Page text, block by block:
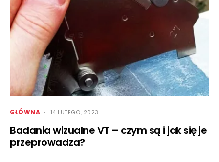
GŁÓWNA 14 LUTEGO, 2023
Badania wizualne VT – czym są i jak się je
przeprowadza?